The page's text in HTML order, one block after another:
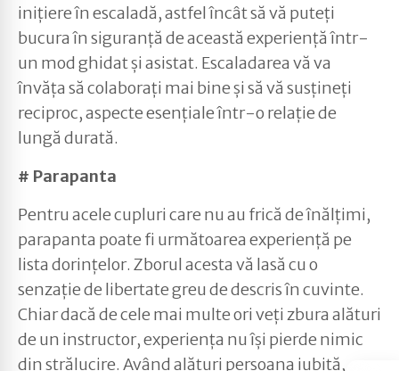
inițiere în escaladă, astfel încât să vă puteți
bucura în siguranță de această experiență într-
un mod ghidat și asistat. Escaladarea vă va
învăța să colaborați mai bine și să vă susțineți
reciproc, aspecte esențiale într-o relație de
lungă durată.
# Parapanta
Pentru acele cupluri care nu au frică de înălțimi,
parapanta poate fi următoarea experiență pe
lista dorințelor. Zborul acesta vă lasă cu o
senzație de libertate greu de descris în cuvinte.
Chiar dacă de cele mai multe ori veți zbura alături
de un instructor, experiența nu își pierde nimic
din strălucire. Având alături persoana iubită,